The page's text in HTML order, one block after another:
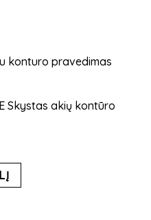
Skystas akių kontūro